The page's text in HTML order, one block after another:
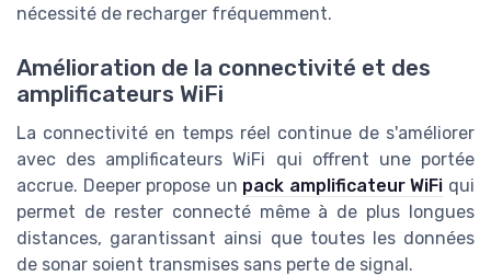
nécessité de recharger fréquemment.
Amélioration de la connectivité et des
amplificateurs WiFi
La connectivité en temps réel continue de s'améliorer
avec des amplificateurs WiFi qui offrent une portée
accrue. Deeper propose un pack amplificateur WiFi qui
permet de rester connecté même à de plus longues
distances, garantissant ainsi que toutes les données
de sonar soient transmises sans perte de signal.